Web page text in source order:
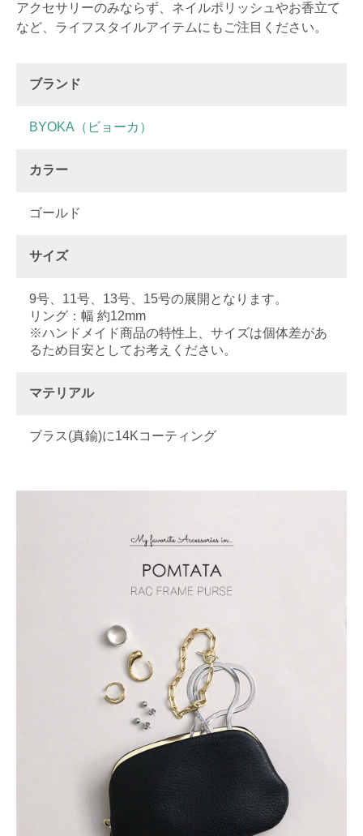
アクセサリーのみならず、ネイルポリッシュやお香立て
など、ライフスタイルアイテムにもご注目ください。
ブランド
BYOKA（ビョーカ）
カラー
ゴールド
サイズ
9号、11号、13号、15号の展開となります。
リング：幅 約12mm
※ハンドメイド商品の特性上、サイズは個体差があ
るため目安としてお考えください。
マテリアル
ブラス(真鍮)に14Kコーティング